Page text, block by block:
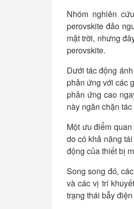
Nhóm nghiên
perovskite đảo
mặt trời, nhưng
perovskite.
Dưới tác động
phản ứng với các
phản ứng cao
này ngăn chặn
Một ưu điểm
do có khả năng
động của thiết bị
Song song đó,
và các vị trí
trạng thái bẫy